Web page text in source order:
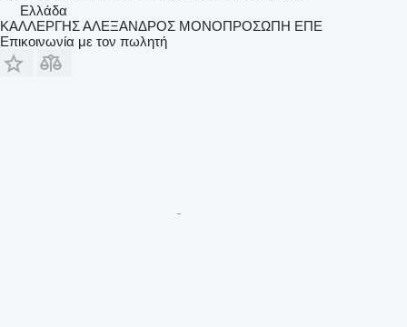
Ελλάδα
ΚΑΛΛΕΡΓΗΣ ΑΛΕΞΑΝΔΡΟΣ ΜΟΝΟΠΡΟΣΩΠΗ ΕΠΕ
Επικοινωνία με τον πωλητή